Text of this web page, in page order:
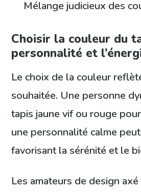
Mélange judicieux des
Choisir la couleur du
personnalité et
Le choix de la couleur
souhaitée. Une personne
tapis jaune vif ou rouge
une personnalité calme
favorisant la sérénité et le
Les amateurs de design